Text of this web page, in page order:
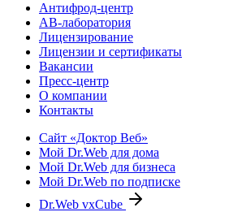
Антифрод-центр
АВ-лаборатория
Лицензирование
Лицензии и сертификаты
Вакансии
Пресс-центр
О компании
Контакты
Сайт «Доктор Веб»
Мой Dr.Web для дома
Мой Dr.Web для бизнеса
Мой Dr.Web по подписке
Dr.Web vxCube